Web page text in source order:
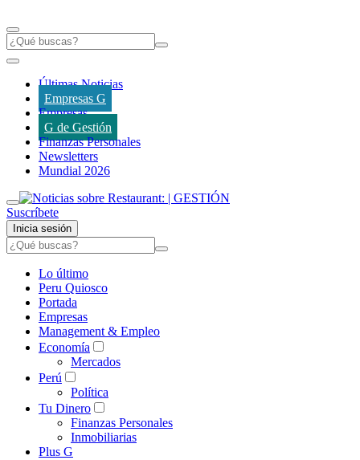
Últimas Noticias
Empresas G
Empresas
G de Gestión
Finanzas Personales
Newsletters
Mundial 2026
Suscríbete
Inicia sesión
Lo último
Peru Quiosco
Portada
Empresas
Management & Empleo
Economía
Mercados
Perú
Política
Tu Dinero
Finanzas Personales
Inmobiliarias
Plus G